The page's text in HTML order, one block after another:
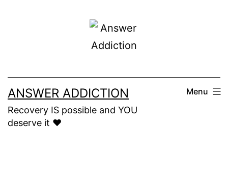
ANSWER ADDICTION
Recovery IS possible and YOU
deserve it ❤️
Menu